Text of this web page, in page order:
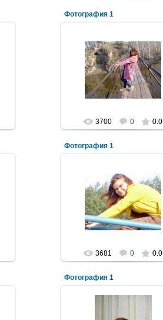
Фотография 1
06.08.2012
Рыжий=^_^=Кот
3700 0 0.0
Фотография 1
06.08.2012
Рыжий=^_^=Кот
3681 0 0.0
Фотография 1